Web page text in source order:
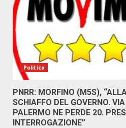
Politica
PNRR: MORFINO (M5S),
SCHIAFFO DEL GOVERNO.
PALERMO NE PERDE 20.
INTERROGAZIONE”